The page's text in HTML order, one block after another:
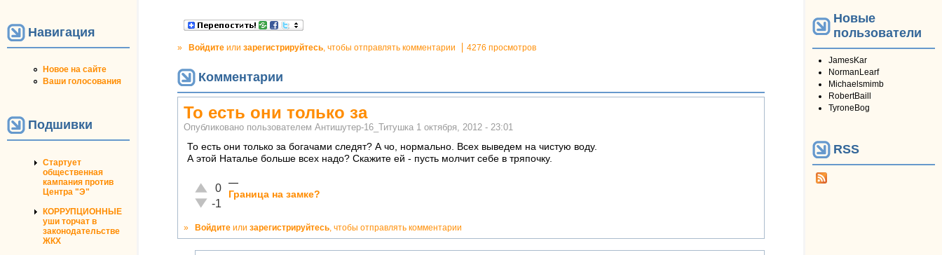
Навигация
Новое на сайте
Ваши голосования
Подшивки
Стартует
общественная
кампания против
Центра "Э"
КОРРУПЦИОННЫЕ
уши торчат в
законодательстве
ЖКХ
» Войдите или зарегистрируйтесь, чтобы отправлять комментарии 4276 просмотров
Комментарии
То есть они только за
Опубликовано пользователем Антишутер-16_Титушка 1 октября, 2012 - 23:01
То есть они только за богачами следят? А чо, нормально. Всех выведем на чистую воду.
А этой Наталье больше всех надо? Скажите ей - пусть молчит себе в тряпочку.
Отлично!
0
Неадекватно!
-1
—
Граница на замке?
» Войдите или зарегистрируйтесь, чтобы отправлять комментарии
Новые
пользователи
JamesKar
NormanLearf
Michaelsmimb
RobertBaill
TyroneBog
RSS